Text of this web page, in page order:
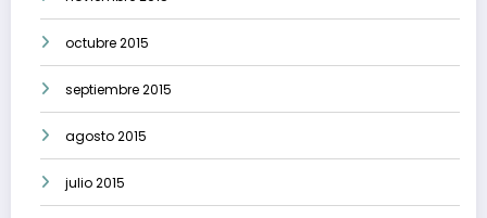
octubre 2015
septiembre 2015
agosto 2015
julio 2015